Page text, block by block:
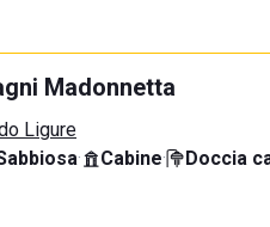
Madonnetta
Ligure
· Cabine· Doccia